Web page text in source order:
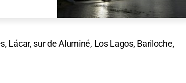
Lácar, sur de Aluminé, Los Lagos, Bariloche,